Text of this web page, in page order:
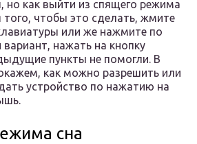
но как выйти из спящего режима
чтобы это сделать, жмите
или же нажмите по
нажать на кнопку
пункты не помогли. В
как можно разрешить или
устройство по нажатию на
сна